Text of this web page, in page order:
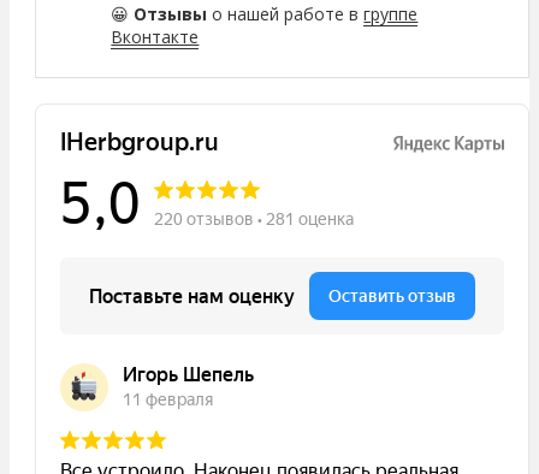
😀 Отзывы о нашей работе вгруппе
Вконтакте